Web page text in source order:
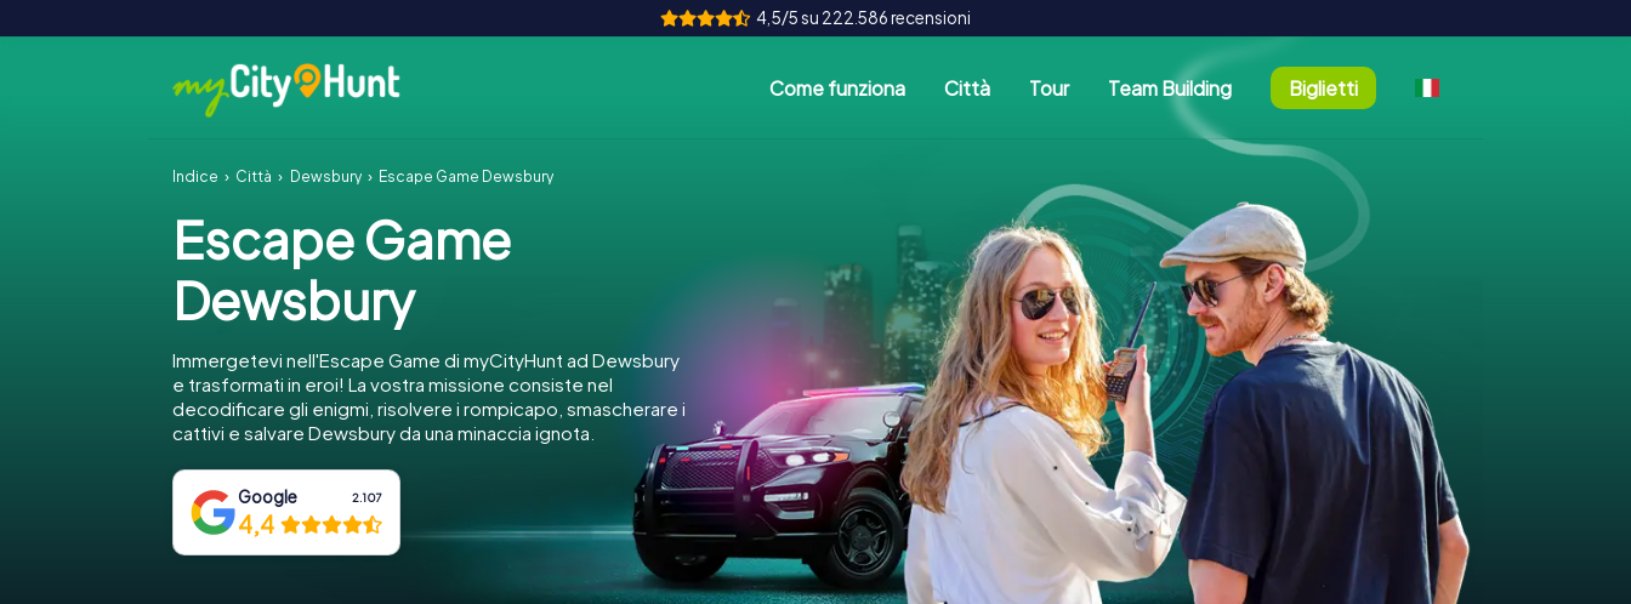
4,5/5 su 222.586 recensioni
Come funziona Città Tour Team Building Biglietti
Indice Città Dewsbury Escape Game Dewsbury
Escape Game
Dewsbury
Immergetevi nell'Escape Game di myCityHunt ad Dewsbury
e trasformati in eroi! La vostra missione consiste nel
decodificare gli enigmi, risolvere i rompicapo, smascherare i
cattivi e salvare Dewsbury da una minaccia ignota.
Google 2.107
4,4